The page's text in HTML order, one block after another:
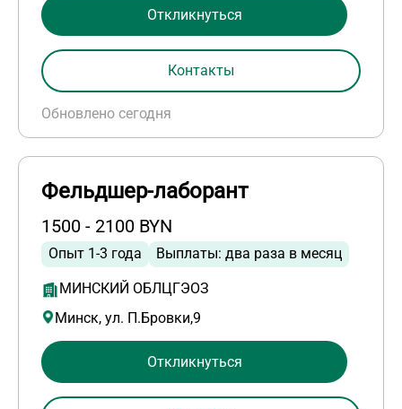
Обновлено сегодня
Откликнуться
Контакты
Фельдшер-лаборант
1500 - 2100 BYN
Опыт 1-3 года Выплаты: два раза в месяц
МИНСКИЙ ОБЛЦГЭОЗ
Минск, ул. П.Бровки,9
Откликнуться